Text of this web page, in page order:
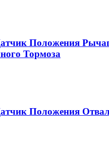
Положения
Тормоза
Положения